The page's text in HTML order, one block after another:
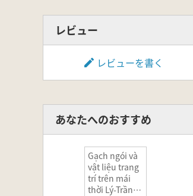
レビュー
レビューを書く
あなたへのおすすめ
Gạch ngói và
vật liệu trang
trí trên mái
thời Lý-Trần-